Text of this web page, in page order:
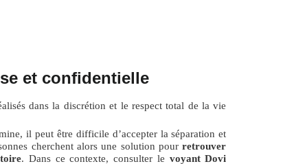
et confidentielle
dans la discrétion et le respect total de la vie
il peut être difficile d’accepter la séparation et
cherchent alors une solution pourretrouver
. Dans ce contexte, consulter le voyant Dovi